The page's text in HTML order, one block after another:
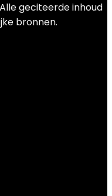
geciteerde inhoud
bronnen.